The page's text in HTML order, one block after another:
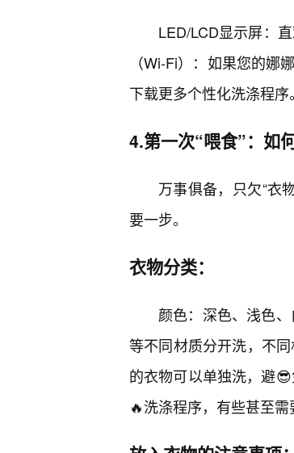
LED/LCD显示屏：
（Wi-Fi）：如果您的
下载更多个性化洗涤程序。
4.第一次“喂食”：如
万事俱备，只欠“衣
要一步。
衣物分类：
颜色：深色、浅色
等不同材质分开洗，不
的衣物可以单独洗，避
🔥洗涤程序，有些甚至需